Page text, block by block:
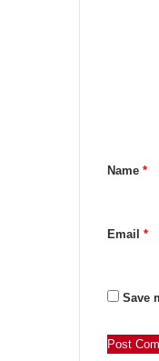
tName *
Email *
Save